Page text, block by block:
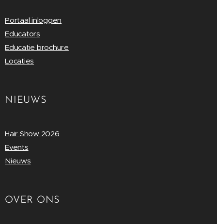
Portaal inloggen
Educators
Educatie brochure
Locaties
NIEUWS
Hair Show 2026
Events
Nieuws
OVER ONS